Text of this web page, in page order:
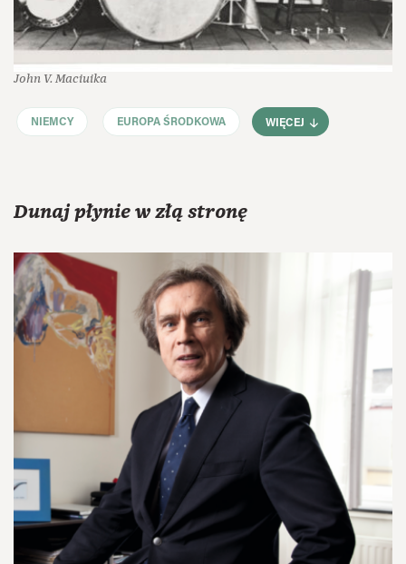
John V. Maciuika
NIEMCY EUROPA ŚRODKOWA WIĘCEJ
Dunaj płynie w złą stronę